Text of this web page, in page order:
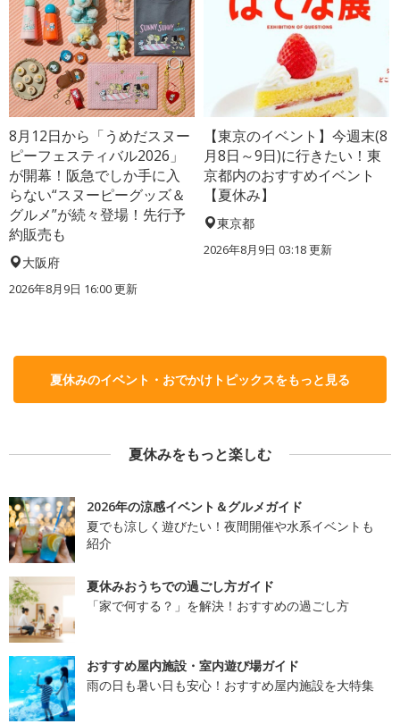
8月12日から「うめだスヌー
ピーフェスティバル2026」
が開幕！阪急でしか手に入
らない“スヌーピーグッズ＆
グルメ”が続々登場！先行予
約販売も
大阪府
2026年8月9日 16:00更新
【東京のイベント】今週末(8
月8日～9日)に行きたい！東
京都内のおすすめイベント
【夏休み】
東京都
2026年8月9日 03:18更新
夏休みのイベント・おでかけトピックスをもっと見る
夏休みをもっと楽しむ
2026年の涼感イベント＆グルメガイド
夏でも涼しく遊びたい！夜間開催や水系イベントも
紹介
夏休みおうちでの過ごし方ガイド
「家で何する？」を解決！おすすめの過ごし方
おすすめ屋内施設・室内遊び場ガイド
雨の日も暑い日も安心！おすすめ屋内施設を大特集